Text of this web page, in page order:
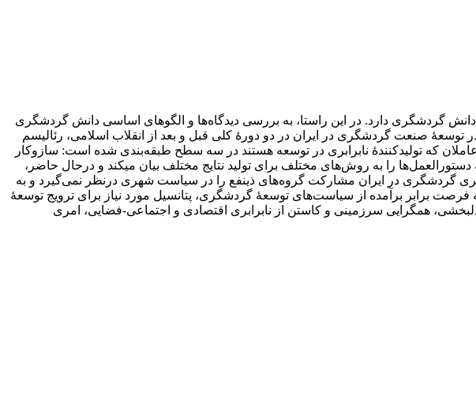
گردشگری دارد. در این راستا، به بررسی دیدگاه‌ها و الگو‌های اساسی دانش گردشگری
توسعۀ صنعت گردشگری در ایران در دو دورۀ کلی قبل و بعد از انقلاب اسلامی، رئالیسم
که تولیدکنندۀ نابرابری در توسعه‌ هستند در سه سطح طبقه‌بندی ‌شده است: سازوکار
را به روش‌های مختلف برای تولید نتایج مختلف بیان می­کند و درحال حاضر،
گردشگری در ایران مشارکت گروه‌های ذینفع را در سیاست شهری درنظر نمی‌گیرد و به
برابر برآمده از سیاست‌های توسعۀ گردشگری، پتانسیل مورد نیاز برای ترویج توسعۀ
همگرایی سرزمینی و کاستن از نابرابری اقتصادی و اجتماعی-فضایی، امری